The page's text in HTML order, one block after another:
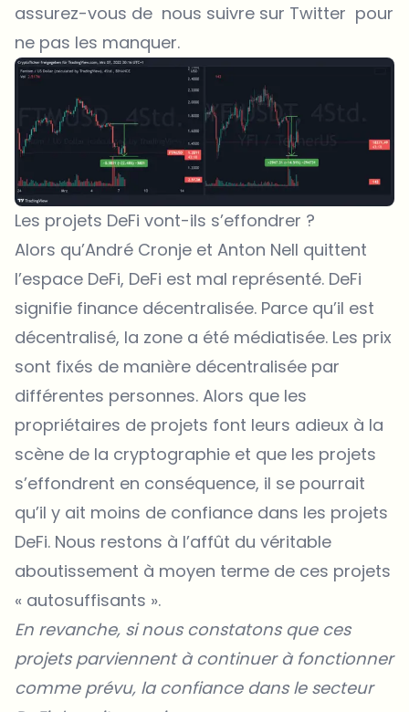
assurez-vous de nous suivre sur Twitter pour
ne pas les manquer.
Les projets DeFi vont-ils s’effondrer ?
Alors qu’André Cronje et Anton Nell quittent
l’espace DeFi, DeFi est mal représenté. DeFi
signifie finance décentralisée. Parce qu’il est
décentralisé, la zone a été médiatisée. Les prix
sont fixés de manière décentralisée par
différentes personnes. Alors que les
propriétaires de projets font leurs adieux à la
scène de la cryptographie et que les projets
s’effondrent en conséquence, il se pourrait
qu’il y ait moins de confiance dans les projets
DeFi. Nous restons à l’affût du véritable
aboutissement à moyen terme de ces projets
« autosuffisants ».
En revanche, si nous constatons que ces
projets parviennent à continuer à fonctionner
comme prévu, la confiance dans le secteur